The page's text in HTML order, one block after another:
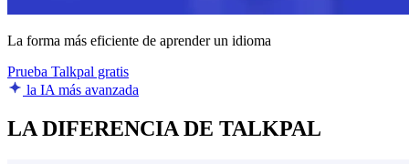
La forma más eficiente de aprender un idioma
Prueba Talkpal gratis
la IA más avanzada
LA DIFERENCIA DE TALKPAL